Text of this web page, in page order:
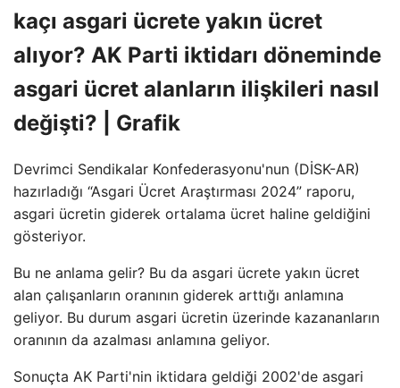
kaçı asgari ücrete yakın ücret
alıyor? AK Parti iktidarı döneminde
asgari ücret alanların ilişkileri nasıl
değişti? | Grafik
Devrimci Sendikalar Konfederasyonu'nun (DİSK-AR)
hazırladığı “Asgari Ücret Araştırması 2024” raporu,
asgari ücretin giderek ortalama ücret haline geldiğini
gösteriyor.
Bu ne anlama gelir? Bu da asgari ücrete yakın ücret
alan çalışanların oranının giderek arttığı anlamına
geliyor. Bu durum asgari ücretin üzerinde kazananların
oranının da azalması anlamına geliyor.
Sonuçta AK Parti'nin iktidara geldiği 2002'de asgari